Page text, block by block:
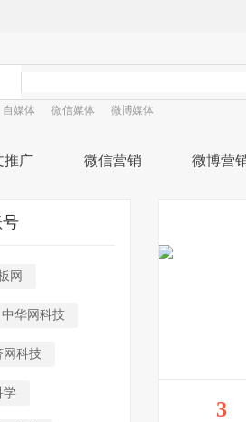
自媒体 微信媒体 微博媒体
推广 微信营销 微博营
号
网
中华网科技
网科技
学
3